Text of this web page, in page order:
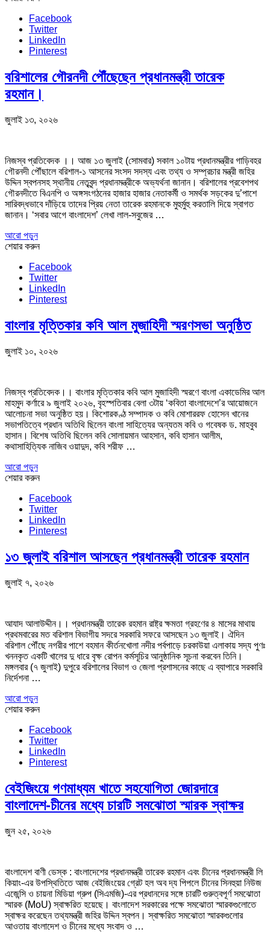
Facebook
Twitter
LinkedIn
Pinterest
বরিশালের গৌরনদী পৌঁছেছেন প্রধানমন্ত্রী তারেক
রহমান।
জুলাই ১৩, ২০২৬
নিজস্ব প্রতিবেদক ।। আজ ১৩ জুলাই (সোমবার) সকাল ১০টায় প্রধানমন্ত্রীর গাড়িবহর
গৌরনদী পৌঁছালে বরিশাল-১ আসনের সংসদ সদস্য এবং তথ্য ও সম্প্রচার মন্ত্রী জহির
উদ্দিন স্বপনসহ স্থানীয় নেতৃবৃন্দ প্রধানমন্ত্রীকে অভ্যর্থনা জানান। বরিশালের প্রবেশপথ
গৌরনদীতে বিএনপি ও অঙ্গসংগঠনের হাজার হাজার নেতাকর্মী ও সমর্থক সড়কের দু’পাশে
সারিবদ্ধভাবে দাঁড়িয়ে তাদের প্রিয় নেতা তারেক রহমানকে মুহুর্মুহু করতালি দিয়ে স্বাগত
জানান। ‘সবার আগে বাংলাদেশ’ লেখা লাল-সবুজের …
আরো পড়ুন
শেয়ার করুন
Facebook
Twitter
LinkedIn
Pinterest
বাংলার মৃত্তিকার কবি আল মুজাহিদী স্মরণসভা অনুষ্ঠিত
জুলাই ১০, ২০২৬
নিজস্ব প্রতিবেদক।। বাংলার মৃত্তিকার কবি আল মুজাহিদী স্মরণে বাংলা একাডেমির আল
মাহমুদ কর্ণারে ৯ জুলাই ২০২৬, বৃহস্পতিবার বেলা ৩টায় ‘কবিতা বাংলাদেশে’র আয়োজনে
আলোচনা সভা অনুষ্ঠিত হয়। কিশোরকণ্ঠ সম্পাদক ও কবি মোশাররফ হোসেন খানের
সভাপতিত্বে প্রধান অতিথি ছিলেন বাংলা সাহিত্যের অন্যতম কবি ও গবেষক ড. মাহবুব
হাসান। বিশেষ অতিথি ছিলেন কবি সোলায়মান আহসান, কবি হাসান আলীম,
কথাসাহিত্যিক নাজিব ওয়াদুদ, কবি শরীফ …
আরো পড়ুন
শেয়ার করুন
Facebook
Twitter
LinkedIn
Pinterest
১৩ জুলাই বরিশাল আসছেন প্রধানমন্ত্রী তারেক রহমান
জুলাই ৭, ২০২৬
আযাদ আলাউদ্দীন।। প্রধানমন্ত্রী তারেক রহমান রাষ্ট্র ক্ষমতা গ্রহণের ৪ মাসের মাথায়
প্রথমবারের মত বরিশাল বিভাগীয় সদরে সরকারি সফরে আসছেন ১৩ জুলাই। ঐদিন
বরিশাল পৌঁছে নগরীর পাশে বহমান কীর্তনখোলা নদীর পর্বপাড়ে চরকাউয়া এলাকায় সদ্য পুণঃ
খননকৃত একটি খালের দু ধারে বৃক্ষ রোপন কর্মসূচির আনুষ্ঠানিক সূচনা করবেন তিনি।
মঙ্গলবার (৭ জুলাই) দুপুরে বরিশালের বিভাগ ও জেলা প্রশাসনের কাছে এ ব্যাপারে সরকারি
নির্দেশনা …
আরো পড়ুন
শেয়ার করুন
Facebook
Twitter
LinkedIn
Pinterest
বেইজিংয়ে গণমাধ্যম খাতে সহযোগিতা জোরদারে
বাংলাদেশ-চীনের মধ্যে চারটি সমঝোতা স্মারক স্বাক্ষর
জুন ২৫, ২০২৬
বাংলাদেশ বাণী ডেস্ক : বাংলাদেশের প্রধানমন্ত্রী তারেক রহমান এবং চীনের প্রধানমন্ত্রী লি
কিয়াং-এর উপস্থিতিতে আজ বেইজিংয়ের গ্রেট হল অব দ্য পিপলে চীনের সিনহুয়া নিউজ
এজেন্সি ও চায়না মিডিয়া গ্রুপ (সিএমজি)-এর প্রধানদের সঙ্গে চারটি গুরুত্বপূর্ণ সমঝোতা
স্মারক (MoU) স্বাক্ষরিত হয়েছে। বাংলাদেশ সরকারের পক্ষে সমঝোতা স্মারকগুলোতে
স্বাক্ষর করেছেন তথ্যমন্ত্রী জহির উদ্দিন স্বপন। স্বাক্ষরিত সমঝোতা স্মারকগুলোর
আওতায় বাংলাদেশ ও চীনের মধ্যে সংবাদ ও …